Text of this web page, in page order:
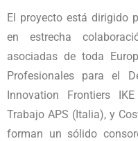
El proyecto está dirigido
en estrecha
asociadas de toda
Profesionales para el
Innovation Frontiers
Trabajo APS (Italia), y
forman un sólido